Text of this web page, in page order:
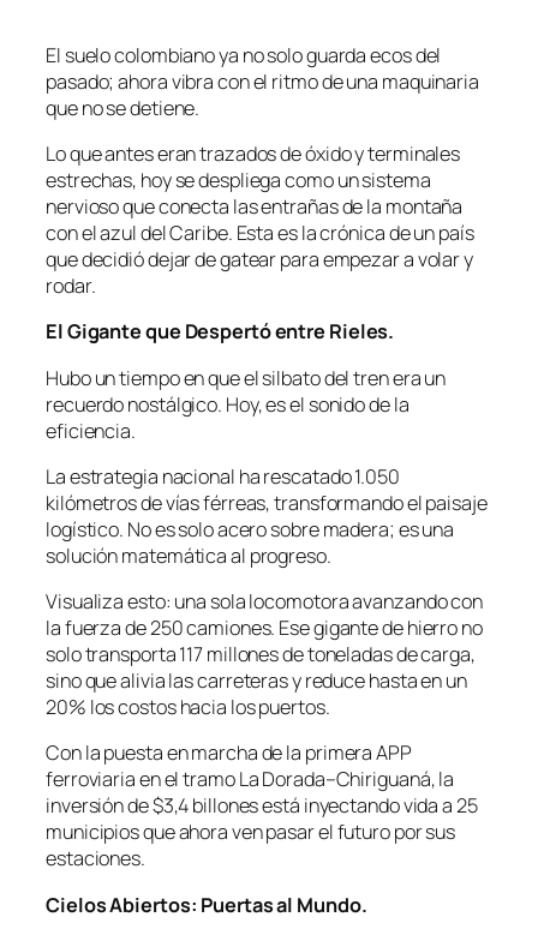
El suelo colombiano ya no solo guarda ecos del
pasado; ahora vibra con el ritmo de una maquinaria
que no se detiene.
Lo que antes eran trazados de óxido y terminales
estrechas, hoy se despliega como un sistema
nervioso que conecta las entrañas de la montaña
con el azul del Caribe. Esta es la crónica de un país
que decidió dejar de gatear para empezar a volar y
rodar.
El Gigante que Despertó entre Rieles.
Hubo un tiempo en que el silbato del tren era un
recuerdo nostálgico. Hoy, es el sonido de la
eficiencia.
La estrategia nacional ha rescatado 1.050
kilómetros de vías férreas, transformando el paisaje
logístico. No es solo acero sobre madera; es una
solución matemática al progreso.
Visualiza esto: una sola locomotora avanzando con
la fuerza de 250 camiones. Ese gigante de hierro no
solo transporta 117 millones de toneladas de carga,
sino que alivia las carreteras y reduce hasta en un
20% los costos hacia los puertos.
Con la puesta en marcha de la primera APP
ferroviaria en el tramo La Dorada–Chiriguaná, la
inversión de $3,4 billones está inyectando vida a 25
municipios que ahora ven pasar el futuro por sus
estaciones.
Cielos Abiertos: Puertas al Mundo.